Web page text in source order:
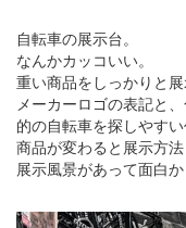
自転車の展示台。
なんかカッコいい。
重い商品をしっかりと
メーカーロゴの表記と
的の自転車を探しやすい
商品が変わると展示方
展示風景があって面白か